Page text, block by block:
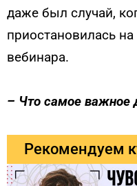
даже был случай,
приостановилась
вебинара.
– Что самое важное
Рекомендуем